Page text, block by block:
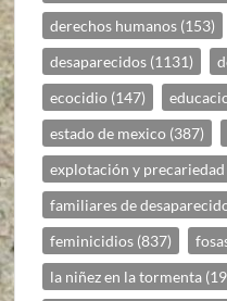
derechos humanos (153)
desaparecidos (1131)
ecocidio (147)
estado de mexico (387)
explotación y
familiares de
feminicidios (837)
la niñez en la tormenta